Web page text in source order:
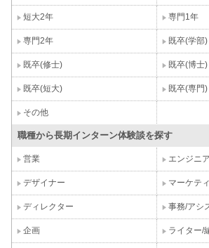
短大2年 専門1年
専門2年 既卒(学部)
既卒(修士) 既卒(博士)
既卒(短大) 既卒(専門)
その他
職種から長期インターン体験談を探す
営業 エンジニ
デザイナー マーケテ
ディレクター 事務/アシ
企画 ライター/